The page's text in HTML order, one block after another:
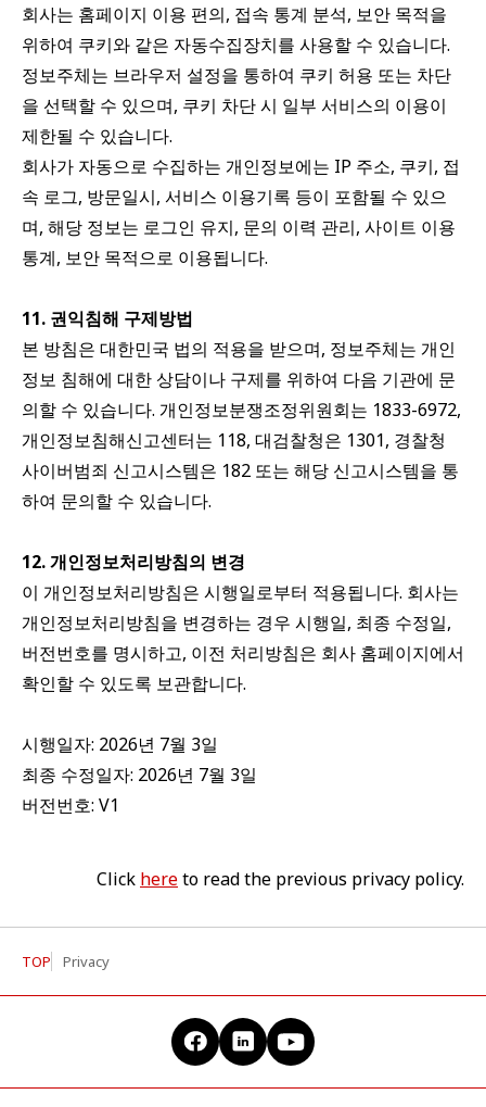
회사는 홈페이지 이용 편의, 접속 통계 분석, 보안 목적을
위하여 쿠키와 같은 자동수집장치를 사용할 수 있습니다.
정보주체는 브라우저 설정을 통하여 쿠키 허용 또는 차단
을 선택할 수 있으며, 쿠키 차단 시 일부 서비스의 이용이
제한될 수 있습니다.
회사가 자동으로 수집하는 개인정보에는 IP 주소, 쿠키, 접
속 로그, 방문일시, 서비스 이용기록 등이 포함될 수 있으
며, 해당 정보는 로그인 유지, 문의 이력 관리, 사이트 이용
통계, 보안 목적으로 이용됩니다.
11. 권익침해 구제방법
본 방침은 대한민국 법의 적용을 받으며, 정보주체는 개인
정보 침해에 대한 상담이나 구제를 위하여 다음 기관에 문
의할 수 있습니다. 개인정보분쟁조정위원회는 1833-6972,
개인정보침해신고센터는 118, 대검찰청은 1301, 경찰청
사이버범죄 신고시스템은 182 또는 해당 신고시스템을 통
하여 문의할 수 있습니다.
12. 개인정보처리방침의 변경
이 개인정보처리방침은 시행일로부터 적용됩니다. 회사는
개인정보처리방침을 변경하는 경우 시행일, 최종 수정일,
버전번호를 명시하고, 이전 처리방침은 회사 홈페이지에서
확인할 수 있도록 보관합니다.
시행일자: 2026년 7월 3일
최종 수정일자: 2026년 7월 3일
버전번호: V1
Click hereto read the previous privacy policy.
TOP Privacy